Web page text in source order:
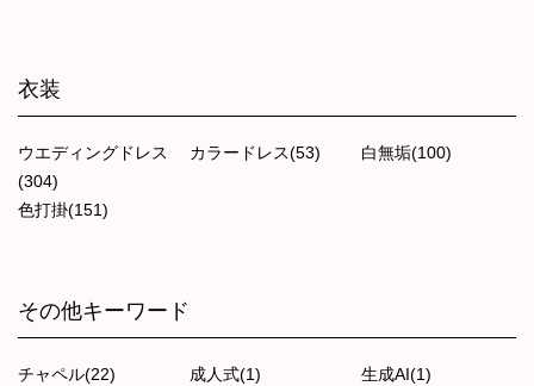
衣装
ウエディングドレス
(304)
カラードレス(53) 白無垢(100)
色打掛(151)
その他キーワード
チャペル(22) 成人式(1)
生成AI(1)